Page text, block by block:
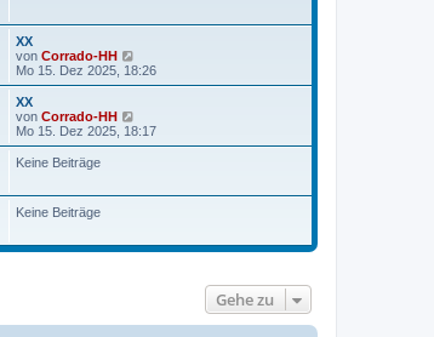
i
a
g
e
e
i
a
g
XX
von Corrado-HH
e
u
t
i
a
Mo 15. Dez 2025, 18:26
XX
von Corrado-HH
e
u
e
Mo 15. Dez 2025, 18:17
Keine Beiträge
Keine Beiträge
Gehe zu